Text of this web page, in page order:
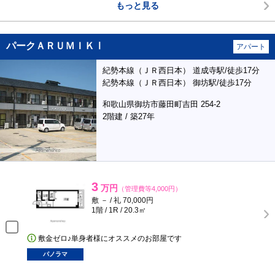
もっと見る
パークＡＲＵＭＩＫⅠ アパート
紀勢本線（ＪＲ西日本） 道成寺駅/徒歩17分
紀勢本線（ＪＲ西日本） 御坊駅/徒歩17分
和歌山県御坊市藤田町吉田 254-2
2階建 / 築27年
3 万円 （管理費等4,000円）
敷 － / 礼 70,000円
1階 / 1R / 20.3㎡
敷金ゼロ♪単身者様にオススメのお部屋です
パノラマ